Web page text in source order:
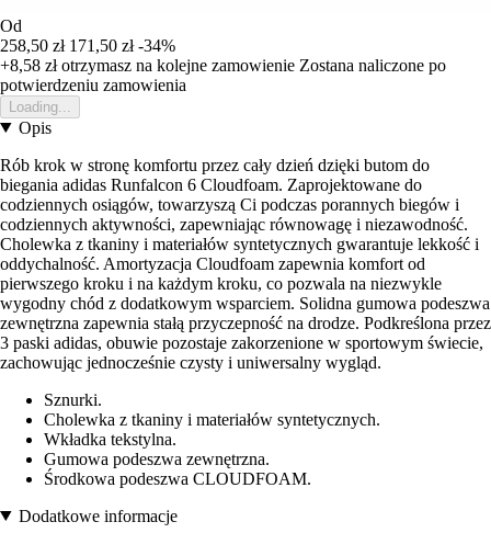
Od
258,50 zł 171,50 zł -34%
+8,58 złotrzymasz na kolejne zamowienie Zostana naliczone po
potwierdzeniu zamowienia
Loading...
Opis
Rób krok w stronę komfortu przez cały dzień dzięki butom do
biegania adidas Runfalcon 6 Cloudfoam. Zaprojektowane do
codziennych osiągów, towarzyszą Ci podczas porannych biegów i
codziennych aktywności, zapewniając równowagę i niezawodność.
Cholewka z tkaniny i materiałów syntetycznych gwarantuje lekkość i
oddychalność. Amortyzacja Cloudfoam zapewnia komfort od
pierwszego kroku i na każdym kroku, co pozwala na niezwykle
wygodny chód z dodatkowym wsparciem. Solidna gumowa podeszwa
zewnętrzna zapewnia stałą przyczepność na drodze. Podkreślona przez
3 paski adidas, obuwie pozostaje zakorzenione w sportowym świecie,
zachowując jednocześnie czysty i uniwersalny wygląd.
Sznurki.
Cholewka z tkaniny i materiałów syntetycznych.
Wkładka tekstylna.
Gumowa podeszwa zewnętrzna.
Środkowa podeszwa CLOUDFOAM.
Dodatkowe informacje